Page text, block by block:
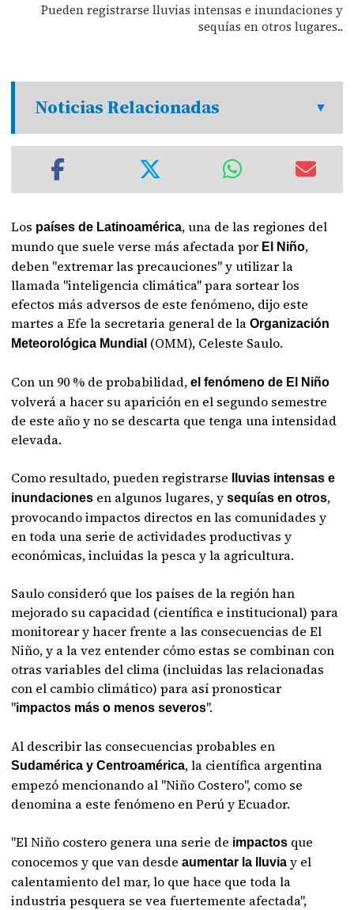
Pueden registrarse lluvias intensas e inundaciones y
sequías en otros lugares..
Noticias Relacionadas
Los países de Latinoamérica, una de las regiones del
mundo que suele verse más afectada por El Niño,
deben "extremar las precauciones" y utilizar la
llamada "inteligencia climática" para sortear los
efectos más adversos de este fenómeno, dijo este
martes a Efe la secretaria general de laOrganización
Meteorológica Mundial (OMM), Celeste Saulo.
Con un 90 % de probabilidad,el fenómeno de El Niño
volverá a hacer su aparición en el segundo semestre
de este año y no se descarta que tenga una intensidad
elevada.
Como resultado, pueden registrarse lluvias intensas e
inundaciones en algunos lugares, ysequías en otros,
provocando impactos directos en las comunidades y
en toda una serie de actividades productivas y
económicas, incluidas la pesca y la agricultura.
Saulo consideró que los países de la región han
mejorado su capacidad (científica e institucional) para
monitorear y hacer frente a las consecuencias de El
Niño, y a la vez entender cómo estas se combinan con
otras variables del clima (incluidas las relacionadas
con el cambio climático) para así pronosticar
"impactos más o menos severos".
Al describir las consecuencias probables en
Sudamérica y Centroamérica, la científica argentina
empezó mencionando al "Niño Costero", como se
denomina a este fenómeno en Perú y Ecuador.
"El Niño costero genera una serie de impactos que
conocemos y que van desdeaumentar la lluvia y el
calentamiento del mar, lo que hace que toda la
industria pesquera se vea fuertemente afectada",